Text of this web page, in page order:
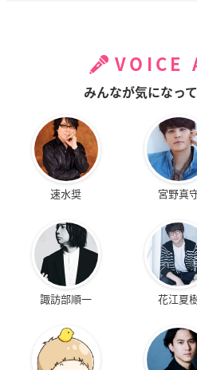
VOICE
みんなが気になっ
速水奨 宮野真
諏訪部順一 花江夏